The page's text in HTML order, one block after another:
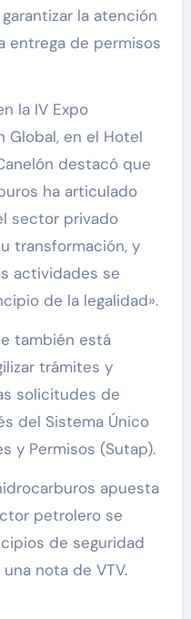
la atención
entrega de permisos
la IV Expo
Global, en el Hotel
destacó que
ha articulado
sector privado
transformación, y
actividades se
de la legalidad».
también está
trámites y
solicitudes de
del Sistema Único
y Permisos (Sutap).
apuesta
petrolero se
de seguridad
nota de VTV.